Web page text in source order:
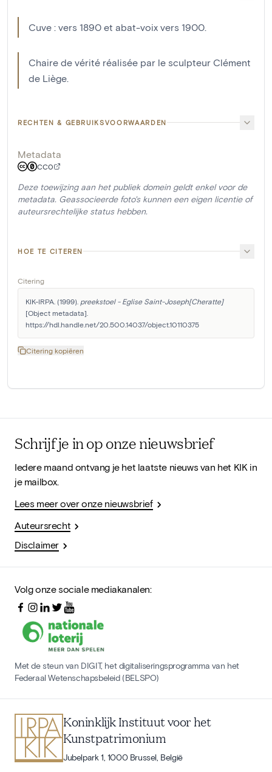
Cuve : vers 1890 et abat-voix vers 1900.
Chaire de vérité réalisée par le sculpteur Clément
de Liège.
RECHTEN & GEBRUIKSVOORWAARDEN
Metadata
CC0
Deze toewijzing aan het publiek domein geldt enkel voor de
metadata. Geassocieerde foto's kunnen een eigen licentie of
auteursrechtelijke status hebben.
HOE TE CITEREN
Citering
KIK-IRPA. (1999). preekstoel - Eglise Saint-Joseph[Cheratte]
[Object metadata].
https://hdl.handle.net/20.500.14037/object.10110375
Citering kopiëren
Schrijf je in op onze nieuwsbrief
Iedere maand ontvang je het laatste nieuws van het KIK in
je mailbox.
Lees meer over onze nieuwsbrief
Auteursrecht
Disclaimer
Volg onze sociale mediakanalen:
Met de steun van DIGIT, het digitaliseringsprogramma van het
Federaal Wetenschapsbeleid (BELSPO)
Koninklijk Instituut voor het
Kunstpatrimonium
Jubelpark 1, 1000 Brussel, België